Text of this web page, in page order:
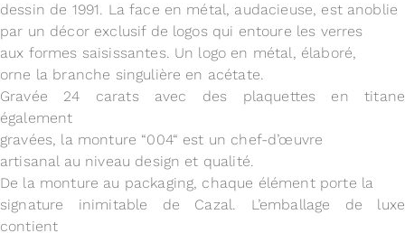
dessin de 1991. La face en métal, audacieuse, est anoblie
par un décor exclusif de logos qui entoure les verres
aux formes saisissantes. Un logo en métal, élaboré,
orne la branche singulière en acétate.
Gravée 24 carats avec des plaquettes en titane
également
gravées, la monture “004“ est un chef-d’œuvre
artisanal au niveau design et qualité.
De la monture au packaging, chaque élément porte la
signature inimitable de Cazal. L’emballage de luxe
contient